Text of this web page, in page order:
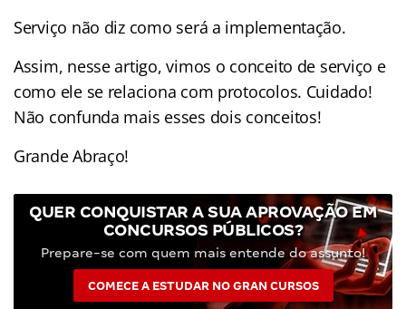
Serviço não diz como será a implementação.
Assim, nesse artigo, vimos o conceito de serviço e
como ele se relaciona com protocolos. Cuidado!
Não confunda mais esses dois conceitos!
Grande Abraço!
QUER CONQUISTAR A SUA APROVAÇÃO EM
CONCURSOS PÚBLICOS?
Prepare-se com quem mais entende do assunto!
COMECE A ESTUDAR NO GRAN CURSOS